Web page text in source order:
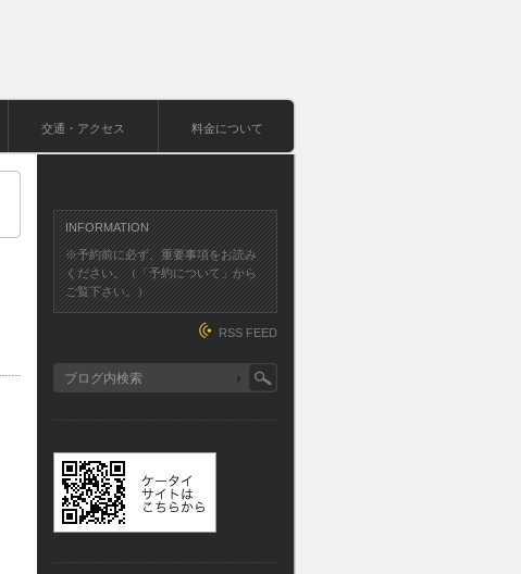
交通・アクセス 料金について
INFORMATION
※予約前に必ず、重要事項をお読み
ください。（「予約について」から
ご覧下さい。）
RSS FEED